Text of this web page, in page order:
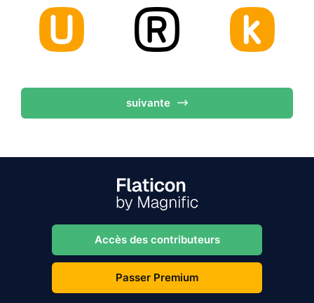
suivante
Accès des contributeurs
Passer Premium